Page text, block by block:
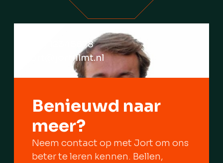
Benieuwd naar
meer?
Neem contact op met Jort om ons
beter te leren kennen. Bellen,
(06) 12345678
jort@jortfilmt.nl